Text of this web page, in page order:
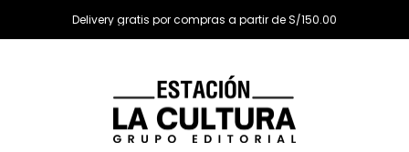
Delivery gratis por compras a partir de S/150.00